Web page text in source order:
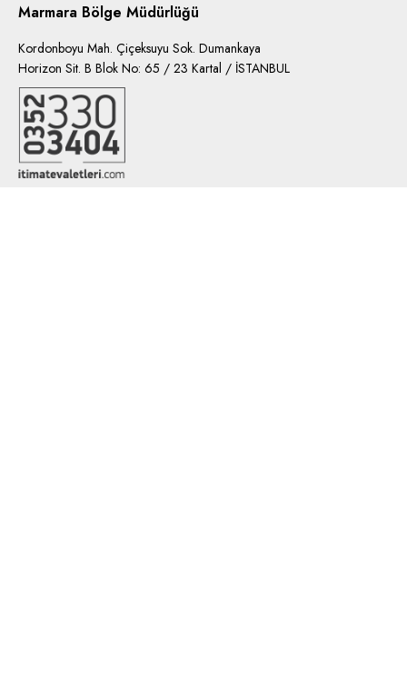
Marmara Bölge Müdürlüğü
Kordonboyu Mah. Çiçeksuyu Sok. Dumankaya
Horizon Sit. B Blok No: 65 / 23 Kartal / İSTANBUL